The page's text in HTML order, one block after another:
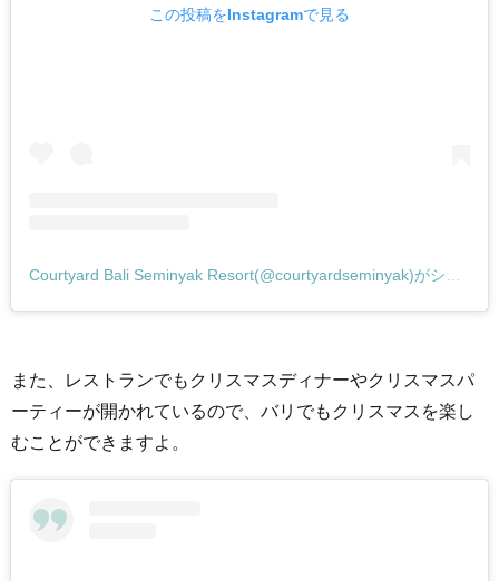
この投稿をInstagramで見る
また、レストランでもクリスマスディナーやクリスマスパ
ーティーが開かれているので、バリでもクリスマスを楽し
むことができますよ。